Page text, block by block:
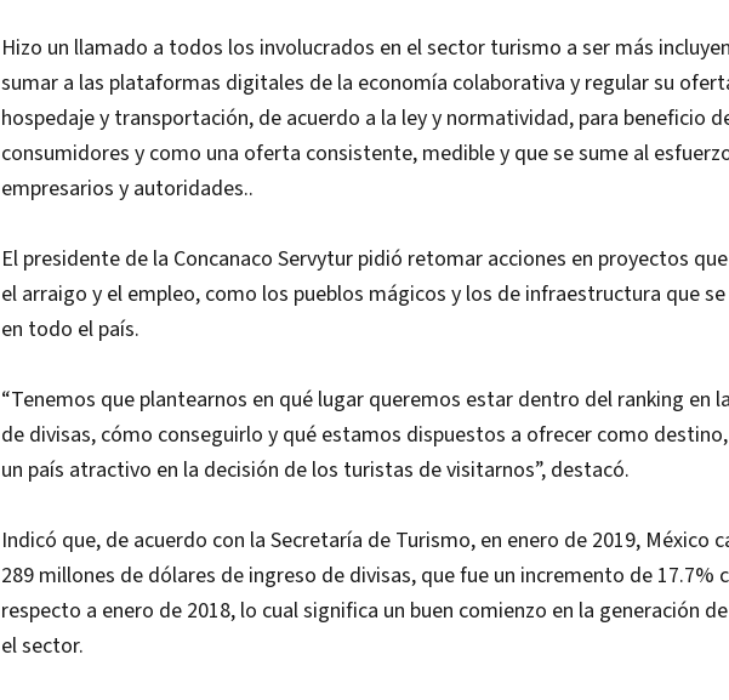
Hizo un llamado a todos los involucrados en el sector turismo a ser más
sumar a las plataformas digitales de la economía colaborativa y regular su
hospedaje y transportación, de acuerdo a la ley y normatividad, para beneficio
consumidores y como una oferta consistente, medible y que se sume al
empresarios y autoridades..
El presidente de la Concanaco Servytur pidió retomar acciones en proyectos
el arraigo y el empleo, como los pueblos mágicos y los de infraestructura que
en todo el país.
“Tenemos que plantearnos en qué lugar queremos estar dentro del ranking en
de divisas, cómo conseguirlo y qué estamos dispuestos a ofrecer como
un país atractivo en la decisión de los turistas de visitarnos”, destacó.
Indicó que, de acuerdo con la Secretaría de Turismo, en enero de 2019, México
289 millones de dólares de ingreso de divisas, que fue un incremento de 17.7%
respecto a enero de 2018, lo cual significa un buen comienzo en la generación
el sector.